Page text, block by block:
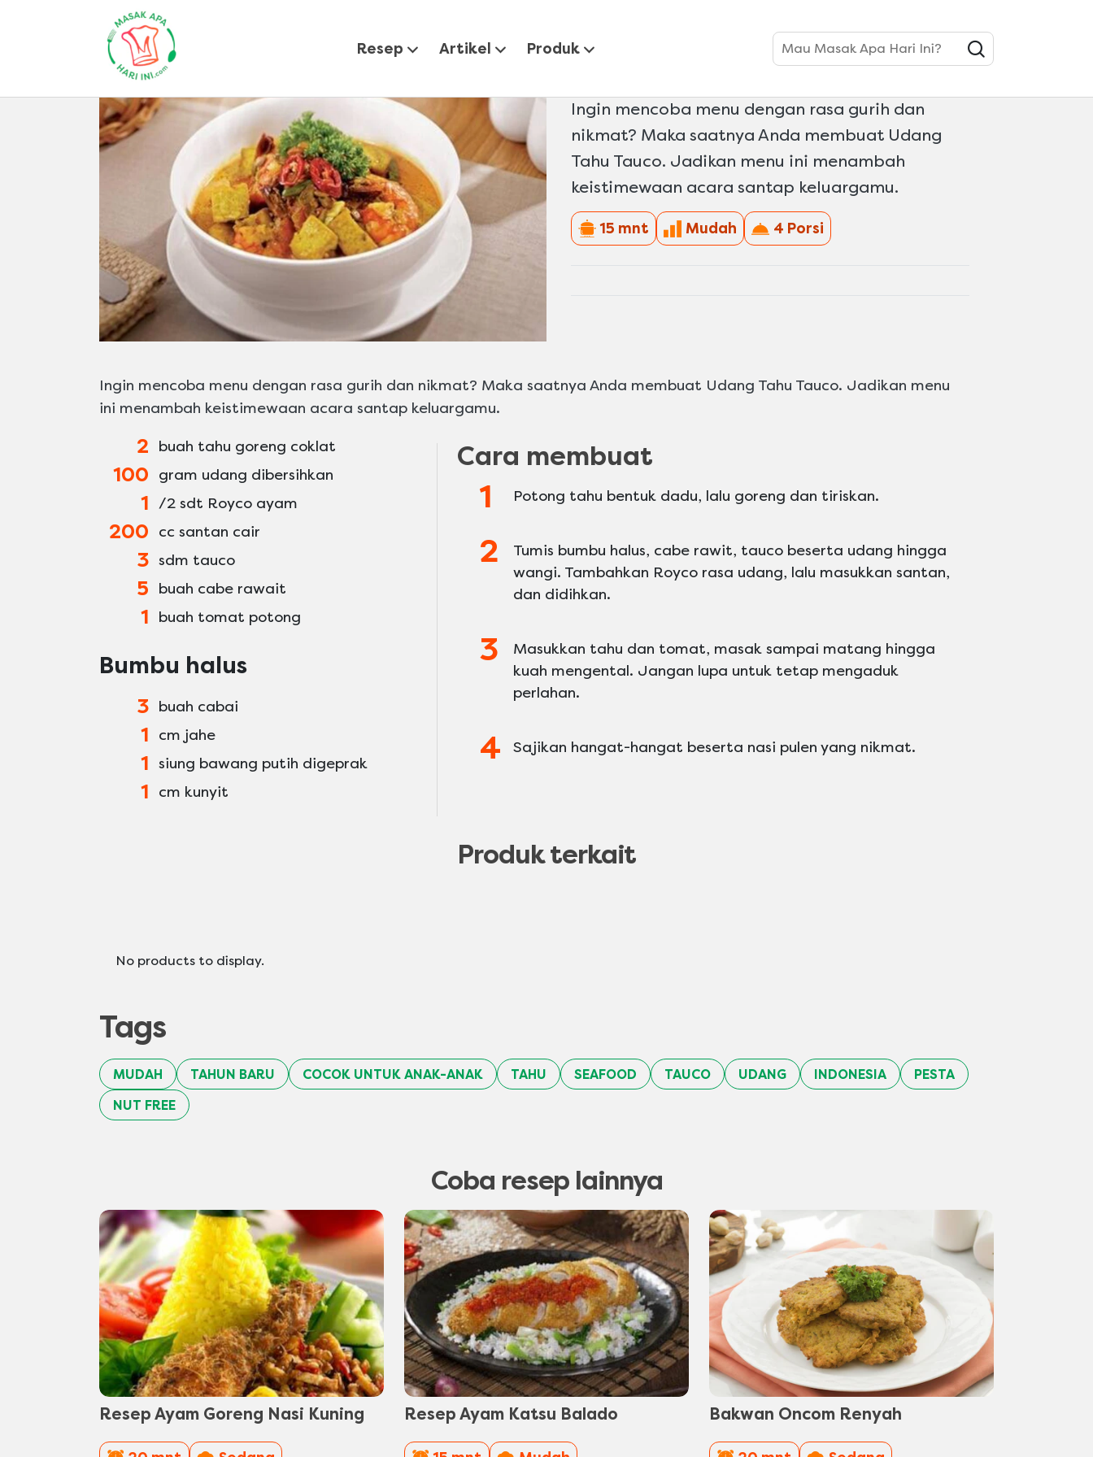
Resep Artikel Produk Mau Masak Apa Hari Ini?
Beranda
Resep Udang Tahu Tauco
Ingin mencoba menu dengan rasa gurih dan
nikmat? Maka saatnya Anda membuat Udang
Tahu Tauco. Jadikan menu ini menambah
keistimewaan acara santap keluargamu.
15 mnt Mudah 4 Porsi
Ingin mencoba menu dengan rasa gurih dan nikmat? Maka saatnya Anda membuat Udang Tahu Tauco. Jadikan menu
ini menambah keistimewaan acara santap keluargamu.
2 buah tahu goreng coklat
100 gram udang dibersihkan
1 /2 sdt Royco ayam
200 cc santan cair
3 sdm tauco
5 buah cabe rawait
1 buah tomat potong
Bumbu halus
3 buah cabai
1 cm jahe
1 siung bawang putih digeprak
1 cm kunyit
Cara membuat
Potong tahu bentuk dadu, lalu goreng dan tiriskan.
Tumis bumbu halus, cabe rawit, tauco beserta udang hingga
wangi. Tambahkan Royco rasa udang, lalu masukkan santan,
dan didihkan.
Masukkan tahu dan tomat, masak sampai matang hingga
kuah mengental. Jangan lupa untuk tetap mengaduk
perlahan.
Sajikan hangat-hangat beserta nasi pulen yang nikmat.
Produk terkait
No products to display.
Tags
MUDAH TAHUN BARU COCOK UNTUK ANAK-ANAK TAHU SEAFOOD TAUCO UDANG INDONESIA
PESTA
NUT FREE
Coba resep lainnya
Resep Ayam Goreng Nasi Kuning Resep Ayam Katsu Balado Bakwan Oncom Renyah